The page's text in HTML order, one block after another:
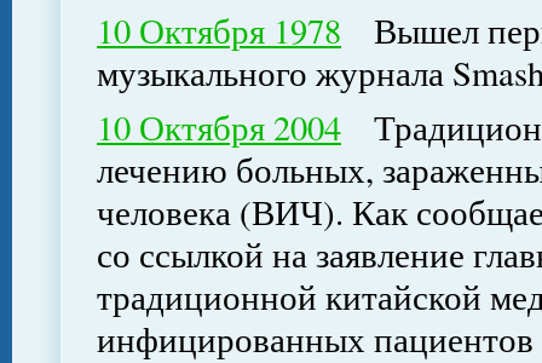
10 Октября 1978 Вышел
музыкального журнала
10 Октября 2004
лечению больных,
человека (ВИЧ). Как
со ссылкой на заявление
традиционной китайской
инфицированных